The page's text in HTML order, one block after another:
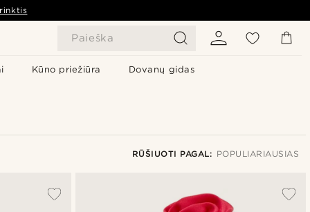
Paieška
Kūno priežiūra Dovanų gidas
RŪŠIUOTI PAGAL: POPULIARIAUSIAS
Naujausia